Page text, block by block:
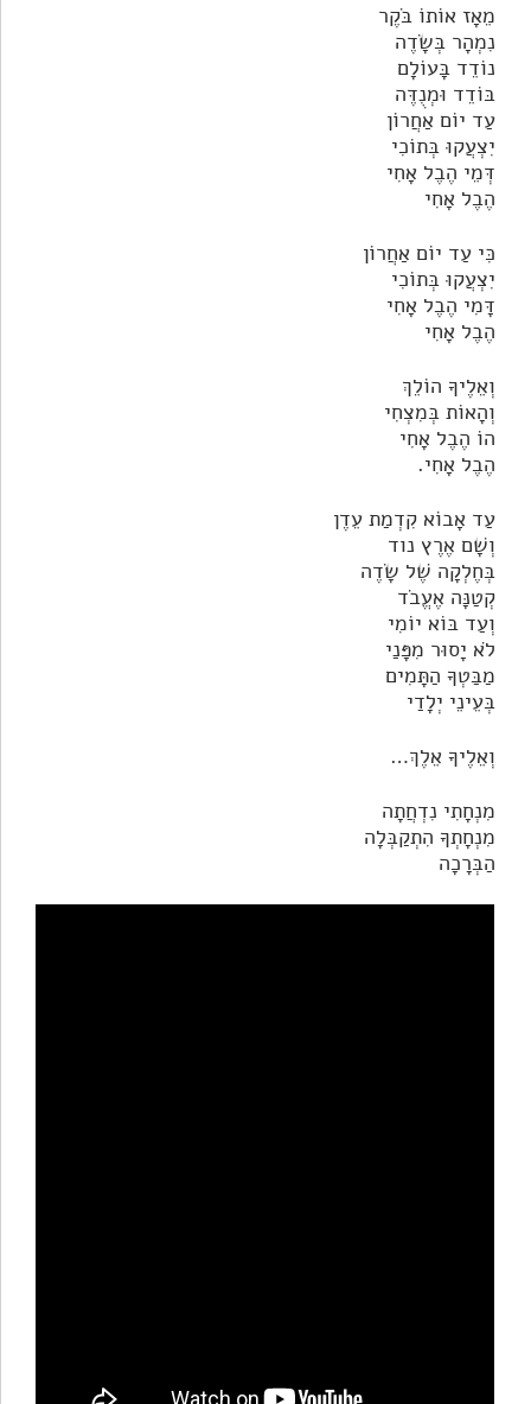
מֵאָז אוֹתוֹ בֹּקֶר
נִמְהָר בְּשָׂדֶה
נוֹדֵד בָּעוֹלָם
בּוֹדֵד וּמְנֻדֶּה
עַד יוֹם אַחֲרוֹן
יִצְעֲקוּ בְּתוֹכִי
דְּמֵי הֶבֶל אָחִי
הֶבֶל אָחִי
כִּי עַד יוֹם אַחֲרוֹן
יִצְעֲקוּ בְּתוֹכִי
דָּמִי הֶבֶל אָחִי
הֶבֶל אָחִי
וְאֵלֶיךָ הוֹלֵךְ
וְהָאוֹת בְּמִצְחִי
הוֹ הֶבֶל אָחִי
הֶבֶל אָחִי.
עַד אָבוֹא קִדְמַת עֵדֶן
וְשָׁם אֶרֶץ נוד
בְּחֶלְקָה שֶׁל שָׂדֶה
קְטַנָּה אֶעֱבֹד
וְעַד בּוֹא יוֹמִי
לֹא יָסוּר מִפָּנַי
מַבַּטְךָ הַתָּמִים
בְּעֵינֵי יְלָדַי
וְאֵלֶיךָ אֵלֶךְ…
מִנְחָתִי נִדְחֲתָה
מִנְחָתְךָ הִתְקַבְּלָה
הַבְּרָכָה